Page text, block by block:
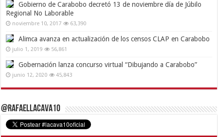
Gobierno de Carabobo decretó 13 de noviembre día de Júbilo
Regional No Laborable
noviembre 10, 2017 63,390
Alimca avanza en actualización de los censos CLAP en Carabobo
julio 1, 2019 56,861
Gobernación lanza concurso virtual “Dibujando a Carabobo”
junio 12, 2020 45,843
@RafaelLacava10